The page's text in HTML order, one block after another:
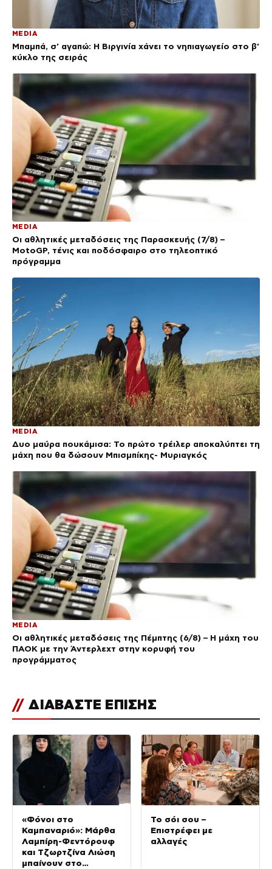
MEDIA
Μπαμπά, σ’ αγαπώ: Η Βιργινία χάνει το νηπιαγωγείο στο β’
κύκλο της σειράς
MEDIA
Οι αθλητικές μεταδόσεις της Παρασκευής (7/8) –
MotoGP, τένις και ποδόσφαιρο στο τηλεοπτικό
πρόγραμμα
MEDIA
Δυο μαύρα πουκάμισα: Το πρώτο τρέιλερ αποκαλύπτει τη
μάχη που θα δώσουν Μπισμπίκης- Μυριαγκός
MEDIA
Οι αθλητικές μεταδόσεις της Πέμπτης (6/8) – Η μάχη του
ΠΑΟΚ με την Άντερλεχτ στην κορυφή του
προγράμματος
// ΔΙΑΒΑΣΤΕ ΕΠΙΣΗΣ
«Φόνοι στο
Καμπαναριό»: Μάρθα
Λαμπίρη-Φεντόρουφ
και Τζωρτζίνα Λιώση
μπαίνουν στο
Το σόι σου –
Επιστρέφει με
αλλαγές